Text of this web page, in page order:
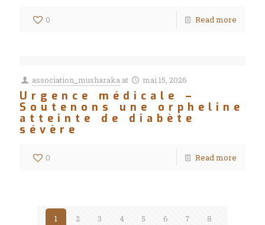
0 Read more
association_musharaka at mai 15, 2026
Urgence médicale –
Soutenons une orpheline
atteinte de diabète
sévère
0 Read more
1 2 3 4 5 6 7
8